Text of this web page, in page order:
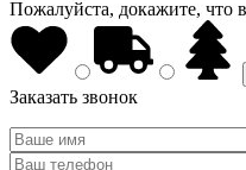
Пожалуйста, докажите, что
Заказать звонок